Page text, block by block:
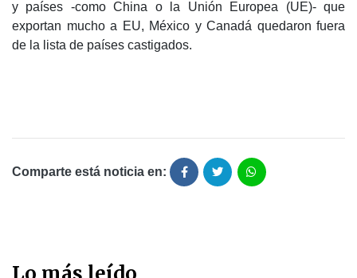
y países -como China o la Unión Europea (UE)- que
exportan mucho a EU, México y Canadá quedaron fuera
de la lista de países castigados.
Comparte está noticia en: